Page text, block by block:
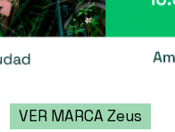
VER MARCA Zeus